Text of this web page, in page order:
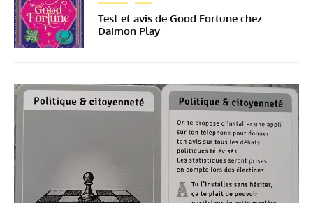
Test et avis de Good Fortune chez
Daimon Play